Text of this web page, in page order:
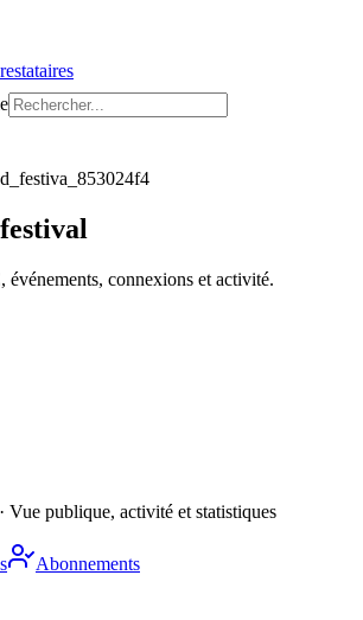
connexions et activité.
Vue publique, activité et statistiques
Abonnements